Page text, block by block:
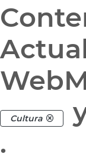
Cultura
.